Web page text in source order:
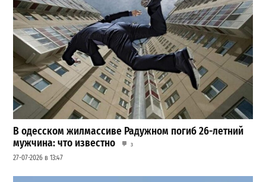
В одесском жилмассиве Радужном погиб 26-летний
мужчина: что известно
3
27-07-2026 в 13:47